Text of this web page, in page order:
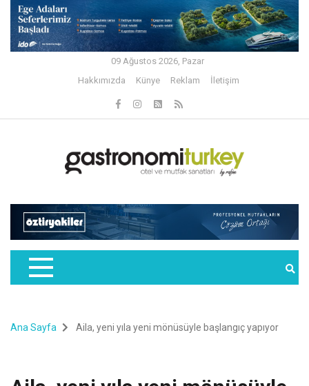
09 Ağustos 2026, Pazar
Hakkımızda
Künye Reklam İletişim
Ana Sayfa Aila, yeni yıla yeni mönüsüyle başlangıç yapıyor